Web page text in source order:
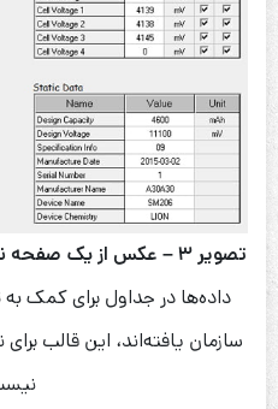
تصویر ۳ – عکس از یک صفحه نمایش اطلاعات باتری هوشمند
داده‌ها در جداول برای کمک
سازمان یافته‌اند، این قالب